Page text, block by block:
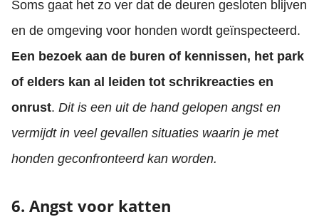
Soms gaat het zo ver dat de deuren gesloten blijven
en de omgeving voor honden wordt geïnspecteerd.
Een bezoek aan de buren of kennissen, het park
of elders kan al leiden tot schrikreacties en
onrust. Dit is een uit de hand gelopen angst en
vermijdt in veel gevallen situaties waarin je met
honden geconfronteerd kan worden.
6. Angst voor katten